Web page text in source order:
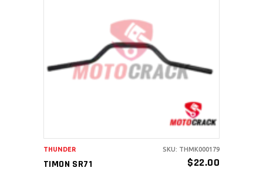
AÑADIR AL CARRITO
TIMON SR71 $22.00
THUNDER SKU: THMK000179